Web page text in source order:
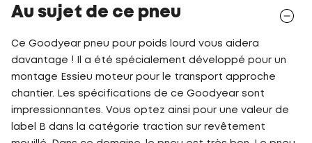
Au sujet de ce pneu
Ce Goodyear pneu pour poids lourd vous aidera
davantage ! Il a été spécialement développé pour un
montage Essieu moteur pour le transport approche
chantier. Les spécifications de ce Goodyear sont
impressionnantes. Vous optez ainsi pour une valeur de
label B dans la catégorie traction sur revêtement